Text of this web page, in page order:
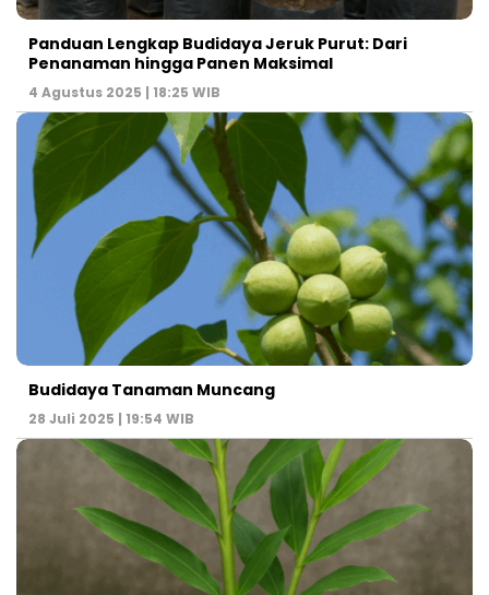
Panduan Lengkap Budidaya Jeruk Purut: Dari
Penanaman hingga Panen Maksimal
4 Agustus 2025 | 18:25 WIB
Budidaya Tanaman Muncang
28 Juli 2025 | 19:54 WIB